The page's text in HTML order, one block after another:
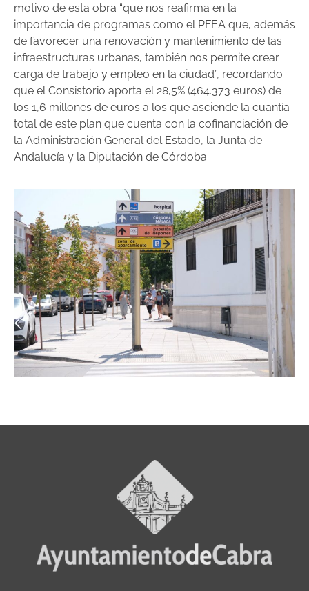
motivo de esta obra “que nos reafirma en la
importancia de programas como el PFEA que, además
de favorecer una renovación y mantenimiento de las
infraestructuras urbanas, también nos permite crear
carga de trabajo y empleo en la ciudad”, recordando
que el Consistorio aporta el 28,5% (464.373 euros) de
los 1,6 millones de euros a los que asciende la cuantía
total de este plan que cuenta con la cofinanciación de
la Administración General del Estado, la Junta de
Andalucía y la Diputación de Córdoba.